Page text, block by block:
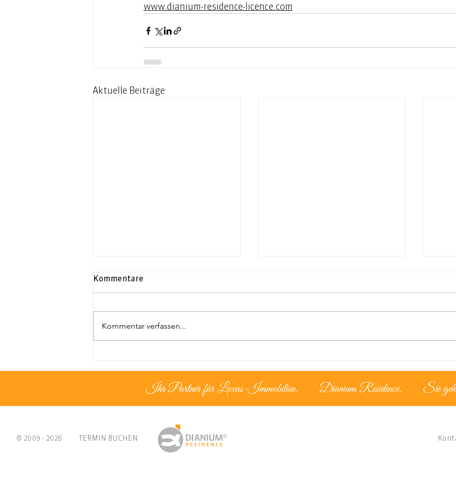
www.dianium-residence-licence.com
Aktuelle Beiträge
Penthouse | Neapolis
Leben unter mediterraner
Kommentare
Kommentar verfassen...
Ihr Partner für Luxus-Immobilien. Dianium Residence. Sie
© 2009 - 2026 TERMIN BUCHEN